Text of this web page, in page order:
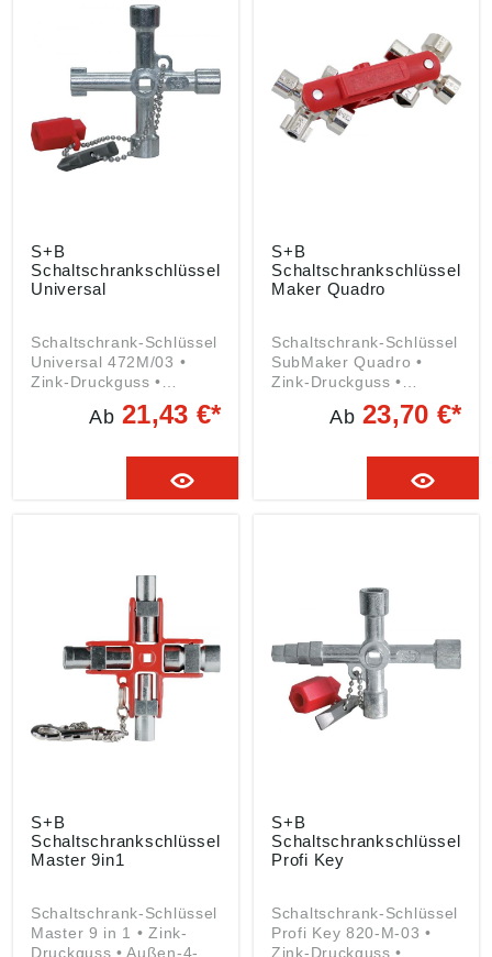
S+B
Schaltschrankschlüssel
Universal
Schaltschrank-Schlüssel
Universal 472M/03 •
Zink-Druckguss •
Außen-4-kant 5, 6, 7
Angaben gemäß
dnung ((EU) 2023/998):
Johannespfad 34,
Ab21,43 €*
S+B
Schaltschrankschlüssel
Maker Quadro
Schaltschrank-Schlüssel
SubMaker Quadro •
Zink-Druckguss •
Außen-4-kant 6 mm •
Außen-4-kant 7 bis 8
Außen-3-kant 9 mm •
Doppelbart 3 bis 5 mm •
1/4"-Bitaufnahme,
Produktsicherheitsveror
dnung ((EU) 2023/998):
Schuebo GmbH,
Johannespfad 34,
57223 Kreuztal, DE,
info@schuebo.de
Ab23,70 €*
S+B
Schaltschrankschlüssel
Master 9in1
Schaltschrank-Schlüssel
Master 9 in 1 • Zink-
Druckguss • Außen-4-
S+B
Schaltschrankschlüssel
Profi Key
Schaltschrank-Schlüssel
Profi Key 820-M-03 •
Zink-Druckguss •